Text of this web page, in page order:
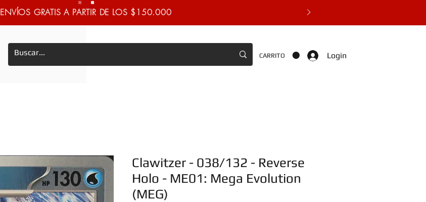
ENVÍOS GRATIS A PARTIR DE LOS $150.000
CARRITO Login
Clawitzer - 038/132 - Reverse
Holo - ME01: Mega Evolution
(MEG)